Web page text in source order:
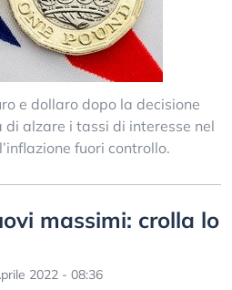
e dollaro dopo la decisione
di alzare i tassi di interesse nel
fuori controllo.
massimi: crolla lo
2022 - 08:36